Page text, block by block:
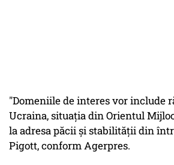
"Domeniile de interes vor include
Ucraina, situaţia din Orientul
la adresa păcii şi stabilităţii din
Pigott, conform Agerpres.